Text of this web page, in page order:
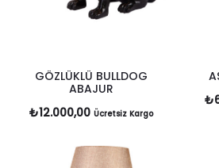
GÖZLÜKLÜ BULLDOG
ABAJUR
₺12.000,00 Ücretsiz Kargo
₺